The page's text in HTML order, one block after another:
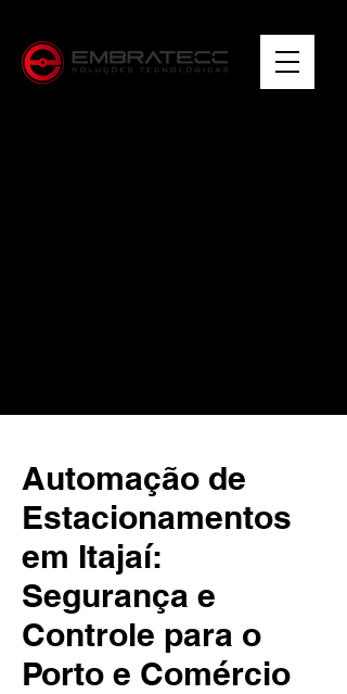
Automação de
Estacionamentos
em Itajaí:
Segurança e
Controle para o
Porto e Comércio